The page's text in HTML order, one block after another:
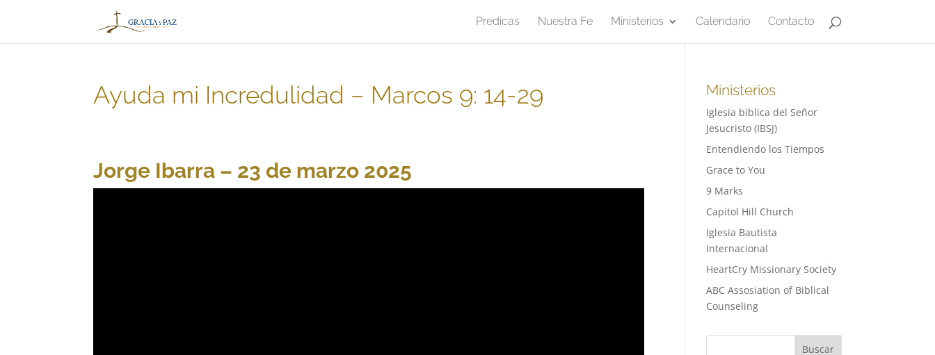
Predicas Nuestra Fe Ministerios Calendario Contacto
Ayuda mi Incredulidad – Marcos 9: 14-29
Jorge Ibarra – 23 de marzo 2025
Ministerios
Iglesia biblica del Señor
Jesucristo (IBSJ)
Entendiendo los Tiempos
Grace to You
9 Marks
Capitol Hill Church
Iglesia Bautista
Internacional
HeartCry Missionary Society
ABC Assosiation of Biblical
Counseling